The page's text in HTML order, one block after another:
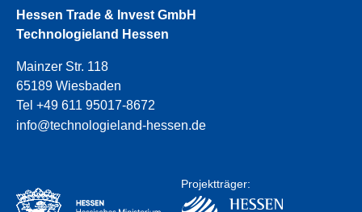
Hessen Trade & Invest GmbH
Technologieland Hessen
Mainzer Str. 118
65189 Wiesbaden
Tel +49 611 95017-8672
info@technologieland-hessen.de
Projektträger: